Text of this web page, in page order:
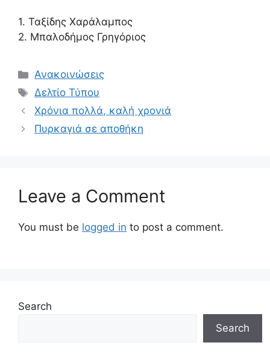
1. Ταξίδης Χαράλαμπος
2. Μπαλοδήμος Γρηγόριος
Ανακοινώσεις
Δελτίο Τύπου
Χρόνια πολλά, καλή χρονιά
Πυρκαγιά σε αποθήκη
Leave a Comment
You must be logged in to post a comment.
Search
Search